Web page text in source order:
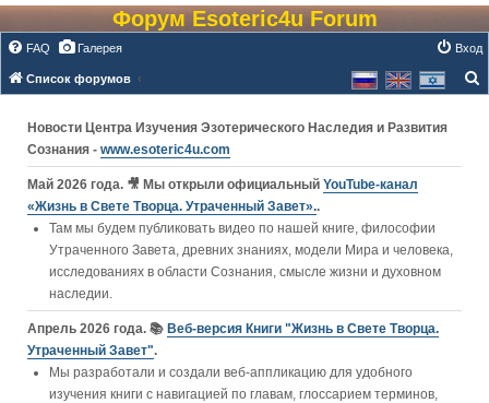
Форум Esoteric4u Forum
FAQ Галерея Вход
Список форумов
Новости Центра Изучения Эзотерического Наследия и Развития
Сознания - www.esoteric4u.com
Май 2026 года. 🎥 Мы открыли официальный YouTube‑канал
«Жизнь в Свете Творца. Утраченный Завет»..
Там мы будем публиковать видео по нашей книге, философии
Утраченного Завета, древних знаниях, модели Мира и человека,
исследованиях в области Сознания, смысле жизни и духовном
наследии.
Апрель 2026 года. 📚 Веб-версия Книги "Жизнь в Свете Творца.
Утраченный Завет".
Мы разработали и создали веб-аппликацию для удобного
изучения книги c навигацией по главам, глоссарием терминов,